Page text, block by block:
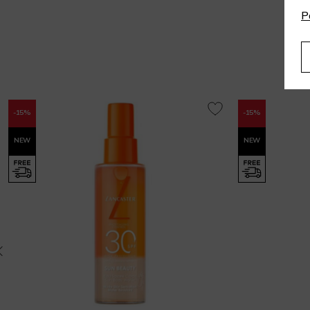
-15%
NEW
-15%
NEW